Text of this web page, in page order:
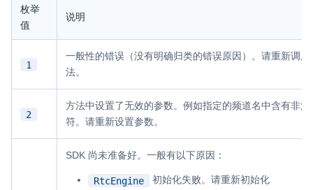
云市场
一站式实时互动模块的选型、购买、账号打通
SDK 拓展插件
拓展 SDK 能力，打造更具个性化的音视频互动效果
媒体服务
使用录制、推流、拉流等服务丰富互动体验
云端录制
本地服务端录制
旁路推流
枚举
值
说明
1
一般性的错误（没有明确归类的错误原因）。请重新调用
法。
2
方法中设置了无效的参数。例如指定的频道名中含有非法
符。请重新设置参数。
SDK 尚未准备好。一般有以下原因：
RtcEngine
初始化失败。请重新初始化